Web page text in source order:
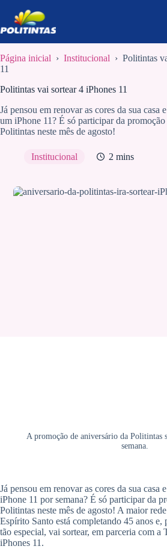
para
o
conteúdo
Página inicial › Institucional › Politintas
11
Politintas vai sortear 4 iPhones 11
Já pensou em renovar as cores da sua casa
um iPhone 11? É só participar da
Politintas neste mês de agosto!
Institucional 2 mins
A promoção de aniversário da Politintas
semana.
Já pensou em renovar as cores da sua casa
iPhone 11 por semana? É só participar da
Politintas neste mês de agosto! A maior
Espírito Santo está completando 45 anos e,
tão especial, vai sortear, em parceria com a
iPhones 11.